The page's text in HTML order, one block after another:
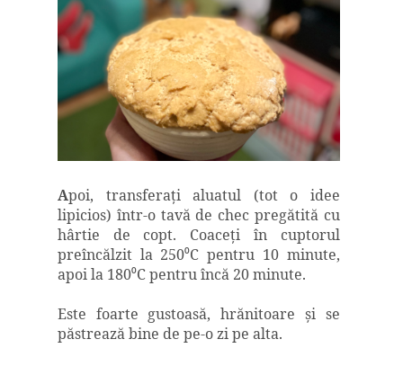
Apoi, transferaţi aluatul (tot o idee
lipicios) într-o tavă de chec pregătită cu
hârtie de copt. Coaceţi în cuptorul
preîncălzit la 250⁰C pentru 10 minute,
apoi la 180⁰C pentru încă 20 minute.
Este foarte gustoasă, hrănitoare şi se
păstrează bine de pe-o zi pe alta.